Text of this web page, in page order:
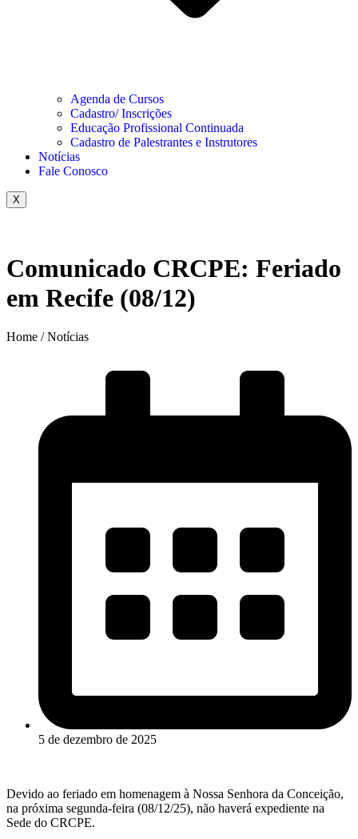
Agenda de Cursos
Cadastro/ Inscrições
Educação Profissional Continuada
Cadastro de Palestrantes e Instrutores
Notícias
Fale Conosco
X
Comunicado CRCPE: Feriado
em Recife (08/12)
Home / Notícias
5 de dezembro de 2025
Devido ao feriado em homenagem à Nossa Senhora da Conceição,
na próxima segunda-feira (08/12/25), não haverá expediente na
Sede do CRCPE.